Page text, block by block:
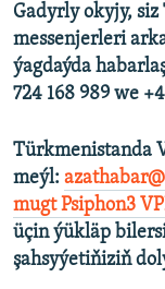
Gadyrly okyjy,
messenjerleri
ýagdaýda
724 168 989 we
Türkmenistanda
meýl:
mugt Psiphon3
üçin ýükläp
şahsyýetiňiziň